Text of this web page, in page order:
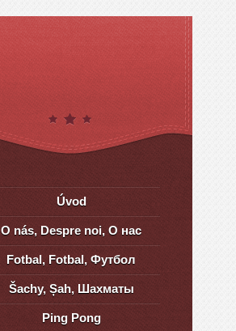
Úvod
O nás, Despre noi, О нас
Fotbal, Fotbal, Футбол
Šachy, Șah, Шахматы
Ping Pong